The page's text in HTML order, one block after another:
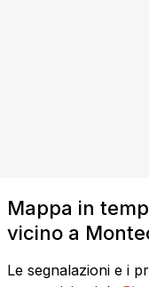
Mappa in
vicino a
Le segnalazioni e i